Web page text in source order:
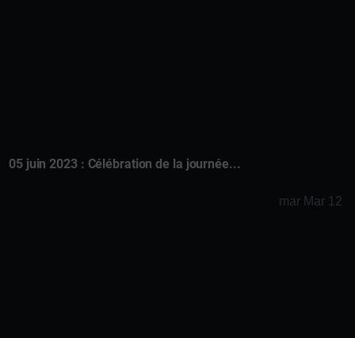
05 juin 2023 : Célébration de la journée...
mar Mar 12